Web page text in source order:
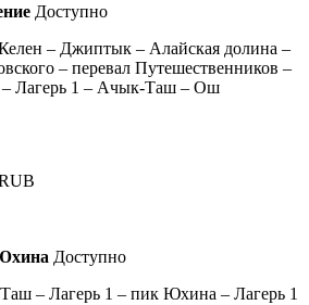
Доступно
– Джиптык – Алайская долина –
– перевал Путешественников –
Лагерь 1 – Ачык-Таш – Ош
Доступно
– Лагерь 1 – пик Юхина – Лагерь 1